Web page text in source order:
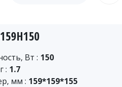
Вт : 150
: 1.7
мм : 159*159*155